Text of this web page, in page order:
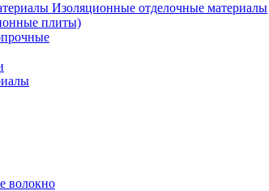
Изоляционные отделочные материалы
плиты)
волокно